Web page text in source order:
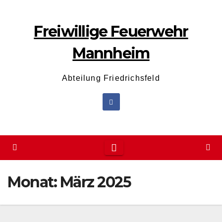
Freiwillige Feuerwehr
Mannheim
Abteilung Friedrichsfeld
Monat: März 2025